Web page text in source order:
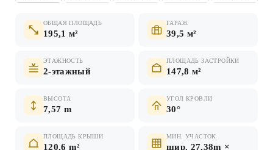
ОБЩАЯ ПЛОЩАДЬ
195,1 м²
ГАРАЖ
39,5 м²
ЭТАЖНОСТЬ
2-этажный
ПЛОЩАДЬ ЗАСТРОЙКИ
147,8 м²
ВЫСОТА
7,57 m
УГОЛ КРОВЛИ
30°
ПЛОЩАДЬ КРЫШИ
120,6 m²
МИН. УЧАСТОК
шир. 27,38m ×